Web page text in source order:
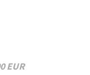
EUR